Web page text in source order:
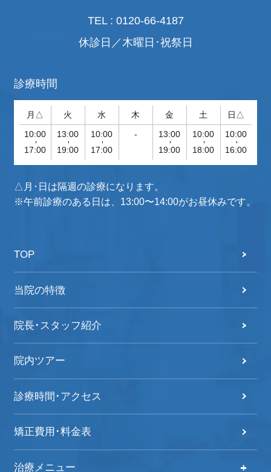
TEL : 0120-66-4187
休診日／木曜日･祝祭日
診療時間
月△ 火 水 木 金 土 日△
10:00
-
17:00
13:00
-
19:00
10:00
-
17:00
- 13:00
-
19:00
10:00
-
18:00
10:00
-
16:00
△月･日は隔週の診療になります。
※午前診療のある日は、13:00〜14:00がお昼休みです。
TOP
当院の特徴
院長･スタッフ紹介
院内ツアー
診療時間･アクセス
矯正費用･料金表
治療メニュー